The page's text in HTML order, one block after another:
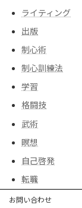
ライティング
出版
制心術
制心訓練法
学習
格闘技
武術
瞑想
自己啓発
転職
お問い合わせ